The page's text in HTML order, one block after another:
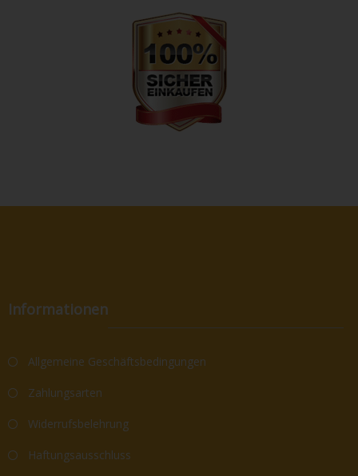
Informationen
Allgemeine Geschäftsbedingungen
Zahlungsarten
Widerrufsbelehrung
Haftungsausschluss